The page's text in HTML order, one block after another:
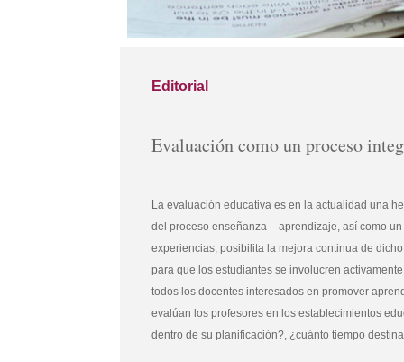
Editorial
Evaluación como un proceso
La evaluación educativa es en la actualidad una
del proceso enseñanza – aprendizaje, así como
experiencias, posibilita la mejora continua de
para que los estudiantes se involucren
todos los docentes interesados en promover
evalúan los profesores en los establecimientos
dentro de su planificación?, ¿cuánto tiempo